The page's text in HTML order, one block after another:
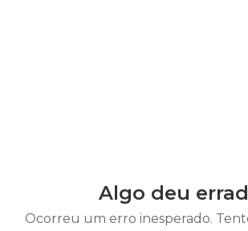
Algo deu
Ocorreu um erro inesperado.